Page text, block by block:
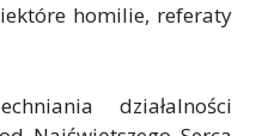
homilie, referaty
działalności